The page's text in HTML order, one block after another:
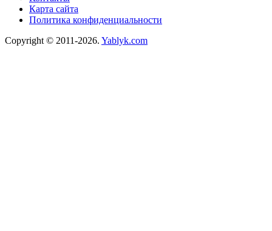
Карта сайта
Политика конфиденциальности
Copyright © 2011-2026. Yablyk.сom